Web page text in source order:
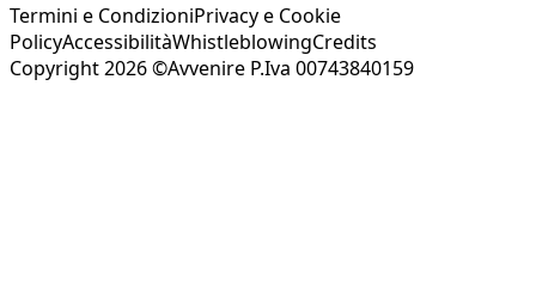
Termini e CondizioniPrivacy e Cookie
PolicyAccessibilitàWhistleblowingCredits
Copyright 2026 ©Avvenire P.Iva 00743840159